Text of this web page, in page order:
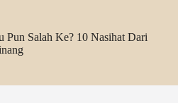
Pun Salah Ke? 10 Nasihat Dari